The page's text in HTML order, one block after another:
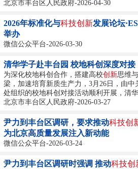
北京市丰台区人民政府-2026-04-30
2026年标准化与科技创新发展论坛
举办
微信公众平台-2026-03-30
清华学子赴丰台园 校地科创深度对接
为深化校地科创合作，搭建高校创新思维
梁，加速培育新质生产力，3月26日，由中
处组织的校地科创对接活动顺利开展，清
进中关村丰台园，深度参访昱栎技术、中
北京市丰台区人民政府-2026-03-27
尹力到丰台区调研，要求推动科技创
为北京高质量发展注入新动能
微信公众平台-2026-03-24
尹力到丰台区调研时强调 推动科技创